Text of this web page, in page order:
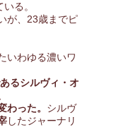
る。
が、23歳までピ
いわゆる濃いワ
るシルヴィ・オ
わった。 シルヴ
したジャーナリ